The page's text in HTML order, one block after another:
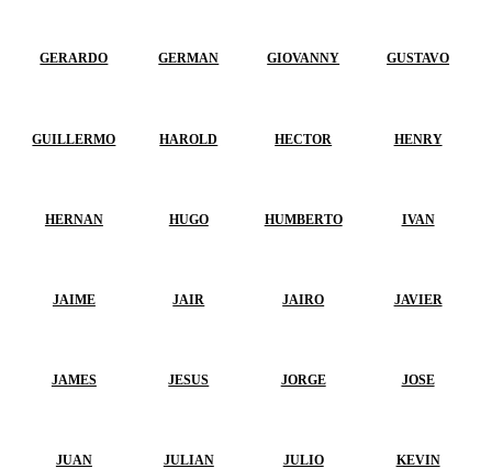
GERARDO GERMAN GIOVANNY GUSTAVO
GUILLERMO HAROLD HECTOR HENRY
HERNAN HUGO HUMBERTO IVAN
JAIME JAIR JAIRO JAVIER
JAMES JESUS JORGE JOSE
JUAN JULIAN JULIO KEVIN